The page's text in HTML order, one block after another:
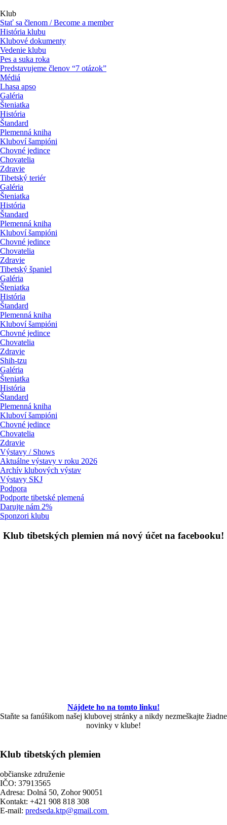
Klub
Stať sa členom / Become a member
História klubu
Klubové dokumenty
Vedenie klubu
Pes a suka roka
Predstavujeme členov “7 otázok”
Médiá
Lhasa apso
Galéria
Šteniatka
História
Štandard
Plemenná kniha
Kluboví šampióni
Chovné jedince
Chovatelia
Zdravie
Tibetský teriér
Galéria
Šteniatka
História
Štandard
Plemenná kniha
Kluboví šampióni
Chovné jedince
Chovatelia
Zdravie
Tibetský španiel
Galéria
Šteniatka
História
Štandard
Plemenná kniha
Kluboví šampióni
Chovné jedince
Chovatelia
Zdravie
Shih-tzu
Galéria
Šteniatka
História
Štandard
Plemenná kniha
Kluboví šampióni
Chovné jedince
Chovatelia
Zdravie
Výstavy / Shows
Aktuálne výstavy v roku 2026
Archív klubových výstav
Výstavy SKJ
Podpora
Podporte tibetské plemená
Darujte nám 2%
Sponzori klubu
Klub tibetských plemien má nový účet na facebooku!
Nájdete ho na tomto linku!
Staňte sa fanúšikom našej klubovej stránky a nikdy nezmeškajte žiadne
novinky v klube!
Klub tibetských plemien
občianske združenie
IČO: 37913565
Adresa: Dolná 50, Zohor 90051
Kontakt: +421 908 818 308
E-mail: predseda.ktp@gmail.com